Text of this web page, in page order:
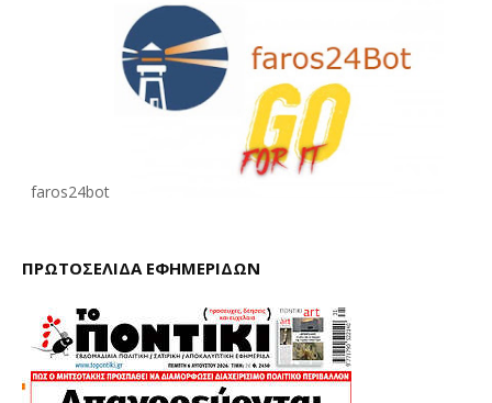
faros24bot
ΠΡΩΤΟΣΕΛΙΔΑ ΕΦΗΜΕΡΙΔΩΝ